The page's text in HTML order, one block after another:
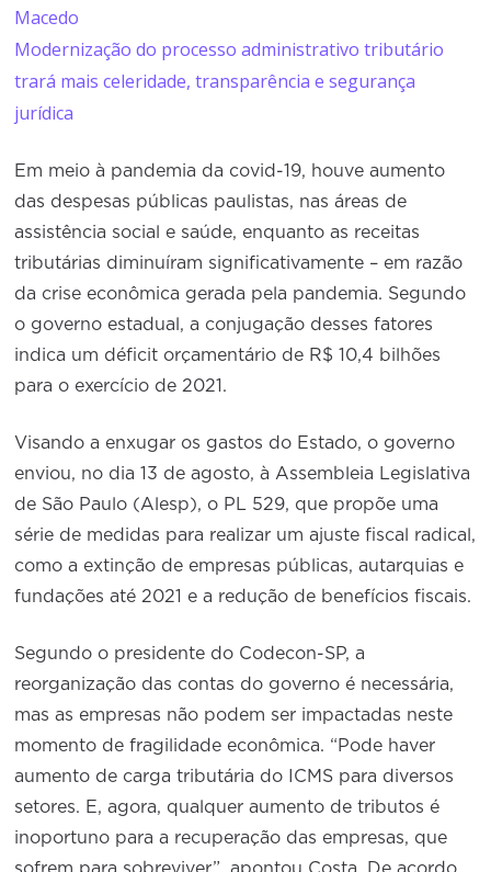
Macedo
Modernização do processo administrativo tributário
trará mais celeridade, transparência e segurança
jurídica
Em meio à pandemia da covid-19, houve aumento
das despesas públicas paulistas, nas áreas de
assistência social e saúde, enquanto as receitas
tributárias diminuíram significativamente – em razão
da crise econômica gerada pela pandemia. Segundo
o governo estadual, a conjugação desses fatores
indica um déficit orçamentário de R$ 10,4 bilhões
para o exercício de 2021.
Visando a enxugar os gastos do Estado, o governo
enviou, no dia 13 de agosto, à Assembleia Legislativa
de São Paulo (Alesp), o PL 529, que propõe uma
série de medidas para realizar um ajuste fiscal radical,
como a extinção de empresas públicas, autarquias e
fundações até 2021 e a redução de benefícios fiscais.
Segundo o presidente do Codecon-SP, a
reorganização das contas do governo é necessária,
mas as empresas não podem ser impactadas neste
momento de fragilidade econômica. “Pode haver
aumento de carga tributária do ICMS para diversos
setores. E, agora, qualquer aumento de tributos é
inoportuno para a recuperação das empresas, que